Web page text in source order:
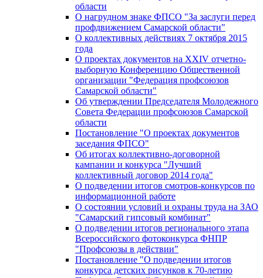
области
О нагрудном знаке ФПСО "За заслуги перед
профдвижением Самарской области"
О коллективных действиях 7 октября 2015
года
О проектах документов на XXIV отчетно-
выборную Конференцию Общественной
организации "Федерация профсоюзов
Самарской области"
Об утверждении Председателя Молодежного
Совета Федерации профсоюзов Самарской
области
Постановление "О проектах документов
заседания ФПСО"
Об итогах коллективно-договорной
кампании и конкурса "Лучший
коллективный договор 2014 года"
О подведении итогов смотров-конкурсов по
информационной работе
О состоянии условий и охраны труда на ЗАО
"Самарский гипсовый комбинат"
О подведении итогов регионального этапа
Всероссийского фотоконкурса ФНПР
"Профсоюзы в действии"
Постановление "О подведении итогов
конкурса детских рисунков к 70-летию